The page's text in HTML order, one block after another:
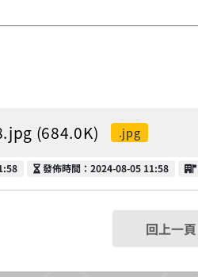
(684.0K) .jpg
發佈時間
發佈時間：2024-08-05 11:58
回上一頁